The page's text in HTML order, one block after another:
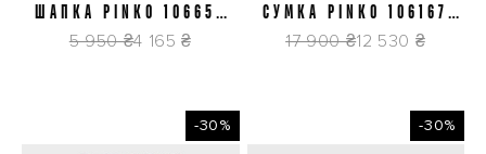
ШАПКА PINKO 106656
A39M YR3
5 950 ₴4 165 ₴
СУМКА PINKO 106167
A315 Z99Y
17 900 ₴12 530 ₴
-30% -30%